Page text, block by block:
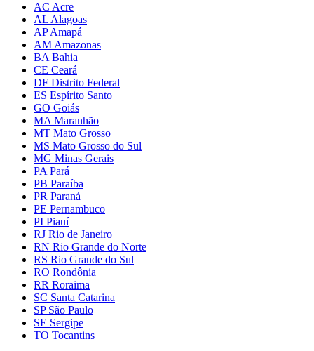
AC Acre
AL Alagoas
AP Amapá
AM Amazonas
BA Bahia
CE Ceará
DF Distrito Federal
ES Espírito Santo
GO Goiás
MA Maranhão
MT Mato Grosso
MS Mato Grosso do Sul
MG Minas Gerais
PA Pará
PB Paraíba
PR Paraná
PE Pernambuco
PI Piauí
RJ Rio de Janeiro
RN Rio Grande do Norte
RS Rio Grande do Sul
RO Rondônia
RR Roraima
SC Santa Catarina
SP São Paulo
SE Sergipe
TO Tocantins